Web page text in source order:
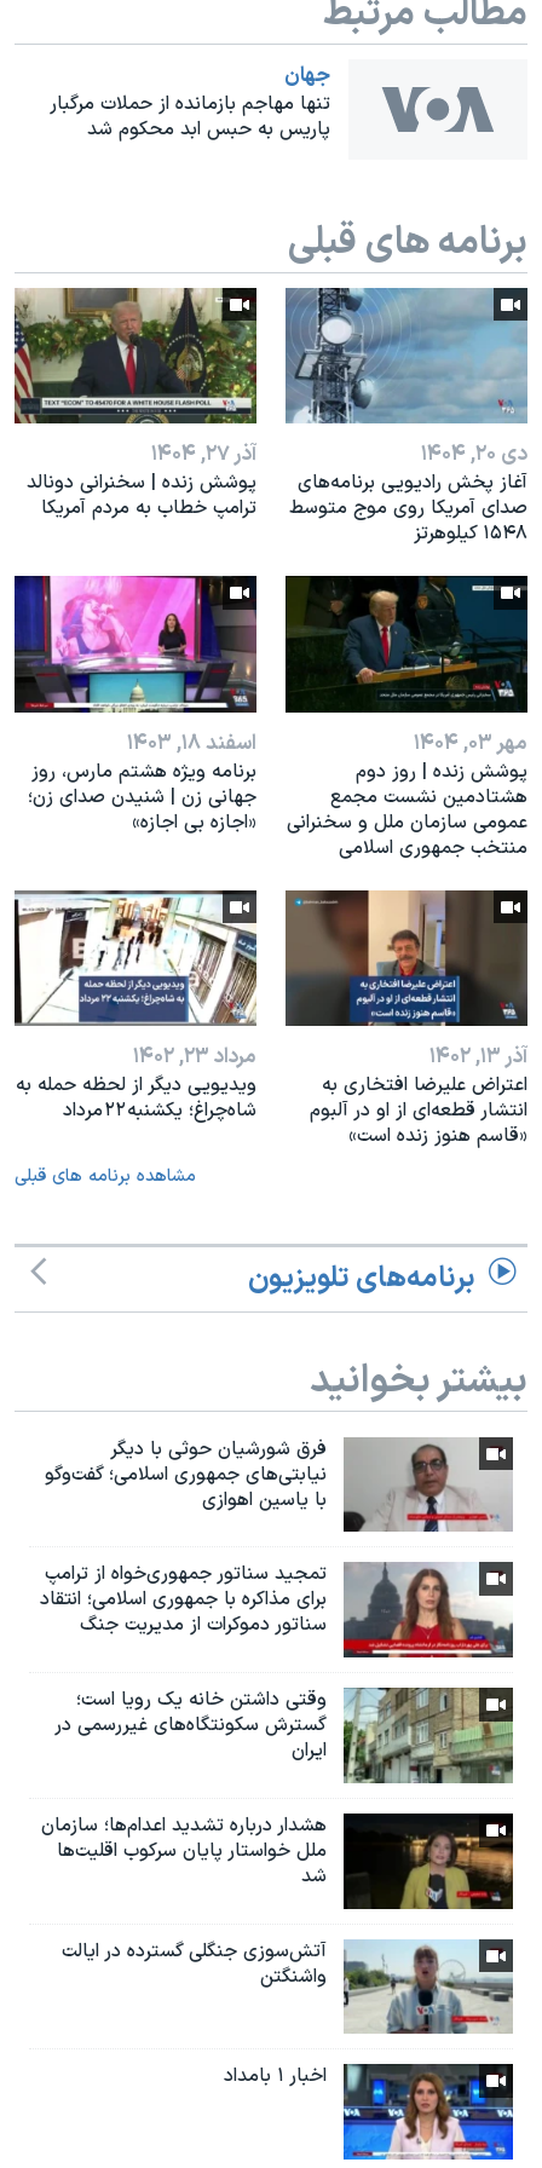
نرگس محمدی برنده جایزه نوبل صلح
همایش محافظه‌کاران آمریکا «سی‌پک»
صفحه‌های ویژه
مطالب مرتبط
جهان
تنها مهاجم بازمانده از حملات مرگبار
پاریس به حبس ابد محکوم شد
برنامه های قبلی
دی ۲۰, ۱۴۰۴
آغاز پخش رادیویی برنامه‌های
صدای آمریکا روی موج متوسط
۱۵۴۸ کیلوهرتز
آذر ۲۷, ۱۴۰۴
پوشش زنده | سخنرانی دونالد
ترامپ خطاب به مردم آمریکا
مهر ۰۳, ۱۴۰۴
پوشش زنده | روز دوم
هشتادمین نشست مجمع
عمومی سازمان ملل و سخنرانی
منتخب جمهوری اسلامی
اسفند ۱۸, ۱۴۰۳
برنامه ویژه هشتم مارس، روز
جهانی زن | شنیدن صدای زن؛
«اجازه بی اجازه»
آذر ۱۳, ۱۴۰۲
اعتراض علیرضا افتخاری به
انتشار قطعه‌ای از او در آلبوم
«قاسم هنوز زنده است»
مرداد ۲۳, ۱۴۰۲
ویدیویی دیگر از لحظه حمله به
شاه‌چراغ؛ یکشنبه ۲۲ مرداد
مشاهده برنامه های قبلی
برنامه‌های تلویزیون
بیشتر بخوانید
فرق شورشیان حوثی با دیگر
نیابتی‌های جمهوری اسلامی؛ گفت‌وگو
با یاسین اهوازی
تمجید سناتور جمهوری‌خواه از ترامپ
برای مذاکره با جمهوری اسلامی؛ انتقاد
سناتور دموکرات از مدیریت جنگ
وقتی داشتن خانه یک رویا است؛
گسترش سکونتگاه‌های غیررسمی در
ایران
هشدار درباره تشدید اعدام‌ها؛ سازمان
ملل خواستار پایان سرکوب اقلیت‌ها
شد
آتش‌سوزی جنگلی گسترده در ایالت
واشنگتن
اخبار ۱ بامداد